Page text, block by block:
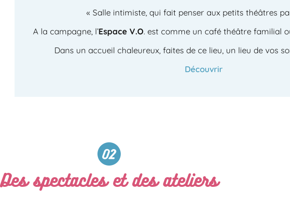
« Salle intimiste, qui fait penser aux petits théâtres
A la campagne, l’Espace V.O. est comme un café théâtre familial
Dans un accueil chaleureux, faites de ce lieu, un lieu de vos
Découvrir
Des spectacles et des ateliers